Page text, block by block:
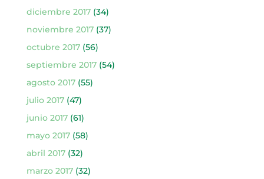
diciembre 2017(34)
noviembre 2017(37)
octubre 2017(56)
septiembre 2017(54)
agosto 2017(55)
julio 2017(47)
junio 2017(61)
mayo 2017(58)
abril 2017(32)
marzo 2017(32)